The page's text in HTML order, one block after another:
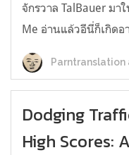
จักรวาล TalBauer มา
Me อ่านแล้วอีนี่ก็เกิดอ
Parntranslation
Dodging
High Scores: